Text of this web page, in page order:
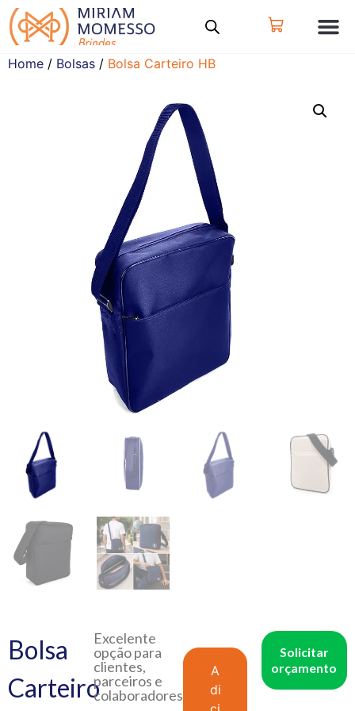
Home / Bolsas / Bolsa Carteiro HB
Bolsa
Carteiro
Excelente
opção para
clientes,
parceiros e
colaboradores.
A
di
Solicitar
orçamento